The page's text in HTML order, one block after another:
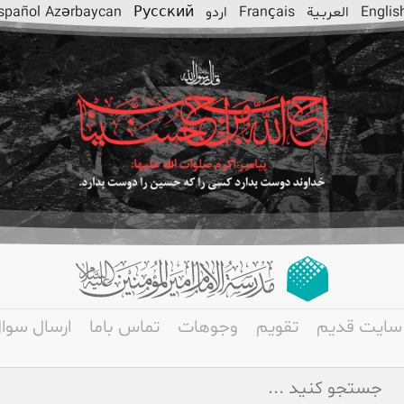
العربـیة Français اردو Русский
Azərbaycan
سایت قدیم تقویم وجوهات تماس باما ارسال